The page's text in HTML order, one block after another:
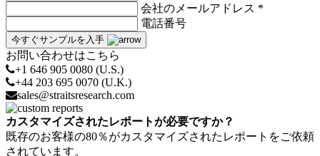
会社のメールアドレス *
電話番号
今すぐサンプルを入手
お問い合わせはこちら
+1 646 905 0080 (U.S.)
+44 203 695 0070 (U.K.)
sales@straitsresearch.com
カスタマイズされたレポートが必要ですか？
既存のお客様の80％がカスタマイズされたレポートをご依頼
されています。